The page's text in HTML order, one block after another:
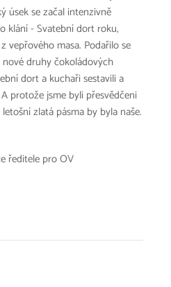
úsek se začal intenzivně
klání - Svatební dort roku,
vepřového masa. Podařilo se
druhy čokoládových
dort a kuchaři sestavili a
protože jsme byli přesvědčeni
zlatá pásma by byla naše.
ředitele pro OV